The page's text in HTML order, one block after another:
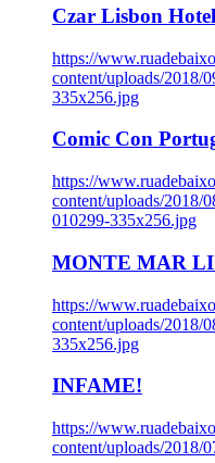
Czar Lisbon Hotel
https://
content/uploads/2018/
335x256.jpg
Comic Con
https://
content/uploads/2018/
010299-335x256.jpg
MONTE MAR
https://
content/uploads/2018/
335x256.jpg
INFAME!
https://
content/uploads/2018/